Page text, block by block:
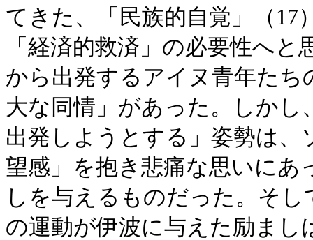
てきた、「民族的自覚」（17
「経済的救済」の必要性へ
から出発するアイヌ青年たち
大な同情」があった。しか
出発しようとする」姿勢は、
望感」を抱き悲痛な思いにあ
しを与えるものだった。そ
の運動が伊波に与えた励まし